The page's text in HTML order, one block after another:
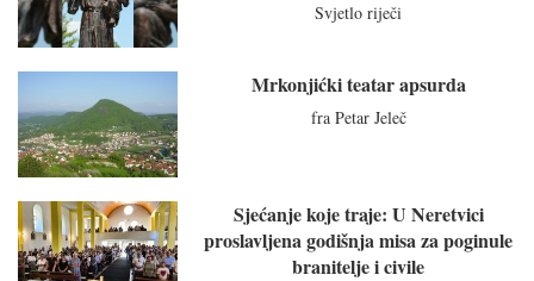
Svjetlo riječi
Mrkonjićki teatar apsurda
fra Petar Jeleč
Sjećanje koje traje: U Neretvici
proslavljena godišnja misa za poginule
branitelje i civile